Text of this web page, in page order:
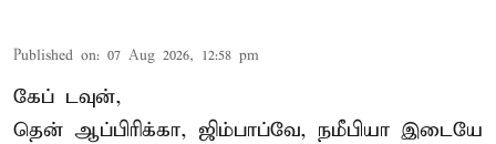
Published on: 07 Aug 2026, 12:58 pm
கேப் டவுன்,
தென் ஆப்பிரிக்கா, ஜிம்பாப்வே, நமீபியா இடையே